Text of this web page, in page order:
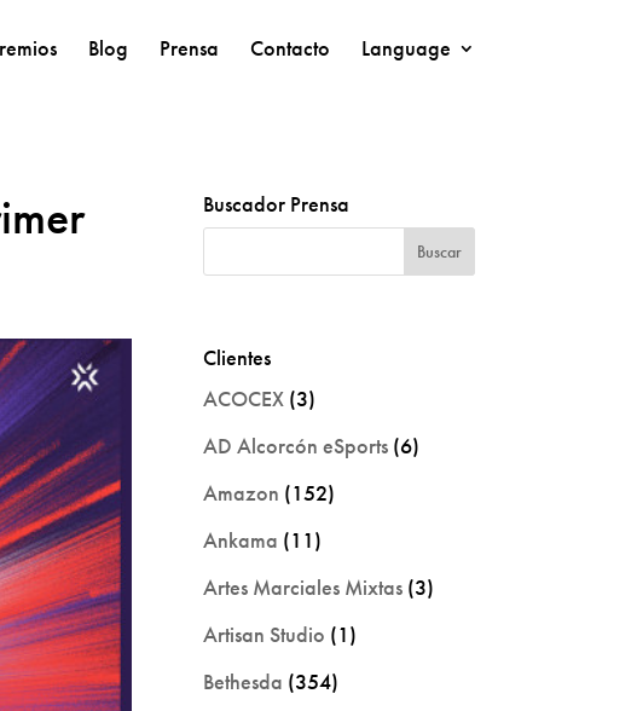
Blog Prensa Contacto Language
Buscador Prensa
Clientes
ACOCEX (3)
AD Alcorcón eSports (6)
Amazon (152)
Ankama (11)
Artes Marciales Mixtas (3)
Artisan Studio (1)
Bethesda (354)